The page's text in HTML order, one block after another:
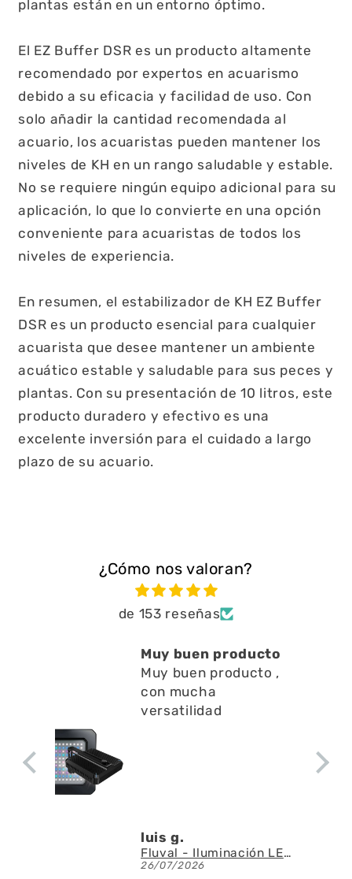
plantas están en un entorno óptimo.
El EZ Buffer DSR es un producto altamente
recomendado por expertos en acuarismo
debido a su eficacia y facilidad de uso. Con
solo añadir la cantidad recomendada al
acuario, los acuaristas pueden mantener los
niveles de KH en un rango saludable y estable.
No se requiere ningún equipo adicional para su
aplicación, lo que lo convierte en una opción
conveniente para acuaristas de todos los
niveles de experiencia.
En resumen, el estabilizador de KH EZ Buffer
DSR es un producto esencial para cualquier
acuarista que desee mantener un ambiente
acuático estable y saludable para sus peces y
plantas. Con su presentación de 10 litros, este
producto duradero y efectivo es una
excelente inversión para el cuidado a largo
plazo de su acuario.
¿Cómo nos valoran?
de 153 reseñas
Muy buen producto
Muy buen producto ,
con mucha
versatilidad
luis g.
Fluval - Iluminación LED Nano Reef 4.0 de 25W
26/07/2026